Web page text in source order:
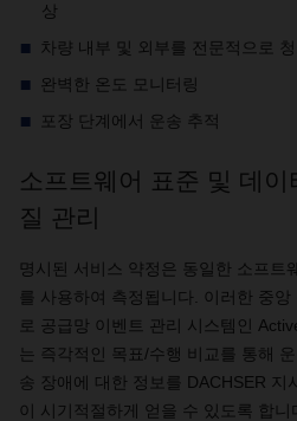
상
차량 내부 및 외부를 전문적으로 청
완벽한 온도 모니터링
포장 단계에서 운송 추적
소프트웨어 표준 및 데
질 관리
명시된 서비스 약정은 동일한 소프트
를 사용하여 측정됩니다. 이러한 중
로 공급망 이벤트 관리 시스템인
는 즉각적인 목표/수행 비교를 통해
송 장애에 대한 정보를 DACHSER 지
이 시기적절하게 얻을 수 있도록 합니